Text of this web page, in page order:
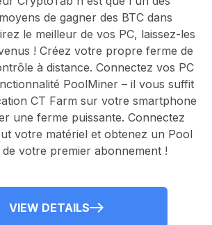
de gagner des BTC dans
le meilleur de vos PC, laissez-les
! Créez votre propre ferme de
à distance. Connectez vos PC
PoolMiner– il vous suffit
CT Farm sur votre smartphone
une ferme puissante. Connectez
votre matériel et obtenez un Pool
votre premier abonnement !
VIEW DETAILS